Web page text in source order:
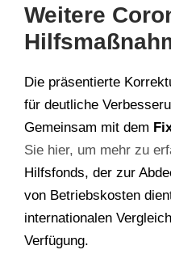
Weitere
Die präsentierte
für deutliche
Gemeinsam mit dem
Sie hier, um mehr zu
Hilfsfonds, der zur
von Betriebskosten
internationalen
Verfügung.